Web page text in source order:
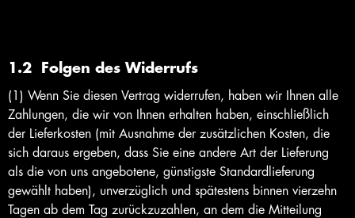
1.2 Folgen des Widerrufs
(1) Wenn Sie diesen Vertrag widerrufen, haben wir Ihnen alle
Zahlungen, die wir von Ihnen erhalten haben, einschließlich
der Lieferkosten (mit Ausnahme der zusätzlichen Kosten, die
sich daraus ergeben, dass Sie eine andere Art der Lieferung
als die von uns angebotene, günstigste Standardlieferung
gewählt haben), unverzüglich und spätestens binnen vierzehn
Tagen ab dem Tag zurückzuzahlen, an dem die Mitteilung